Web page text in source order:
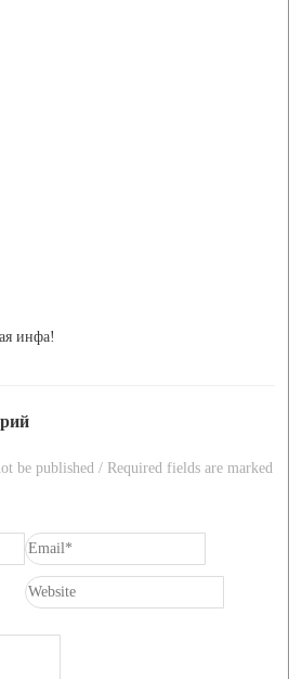
инфа!
be published / Required fields are marked